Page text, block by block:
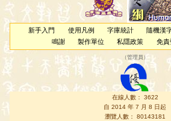
新手入門 使用凡例 字庫統計 隨機漢
鳴謝
製作單位 私隱政策 免責
（管理員 ）
在線人數： 3622
自 2014 年 7 月 8 日起
瀏覽人數： 80143181